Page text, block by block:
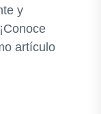
y
artículo